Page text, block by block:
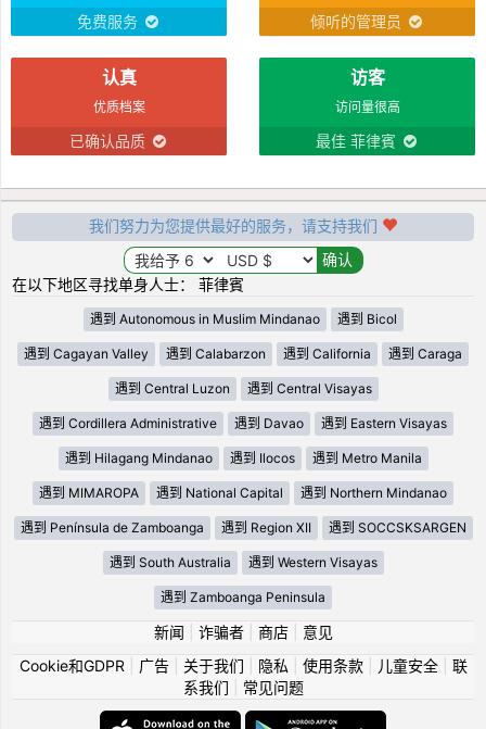
免费服务 倾听的管理员
认真
优质档案
已确认品质
访客
访问量很高
最佳 菲律賓
我们努力为您提供最好的服务，请支持我们
在以下地区寻找单身人士： 菲律賓
遇到 Autonomous in Muslim Mindanao 遇到 Bicol
遇到 Cagayan Valley 遇到 Calabarzon 遇到 California 遇到 Caraga
遇到 Central Luzon 遇到 Central Visayas
遇到 Cordillera Administrative 遇到 Davao 遇到 Eastern Visayas
遇到 Hilagang Mindanao 遇到 Ilocos 遇到 Metro Manila
遇到 MIMAROPA 遇到 National Capital 遇到 Northern Mindanao
遇到 Península de Zamboanga 遇到 Region XII 遇到 SOCCSKSARGEN
遇到 South Australia 遇到 Western Visayas
遇到 Zamboanga Peninsula
新闻 诈骗者| 商店| 意见
Cookie和GDPR
广告| 关于我们 隐私 使用条款| 儿童安全| 联
系我们
常见问题